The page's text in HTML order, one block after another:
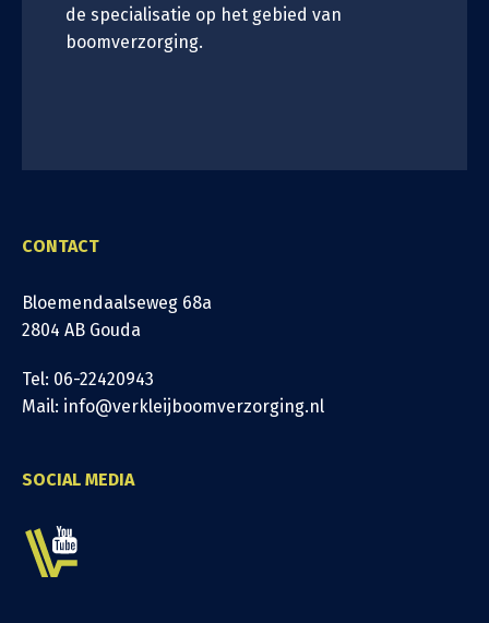
de specialisatie op het gebied van
boomverzorging.
CONTACT
Bloemendaalseweg 68a
2804 AB Gouda
Tel: 06-22420943
Mail: info@verkleijboomverzorging.nl
SOCIAL MEDIA